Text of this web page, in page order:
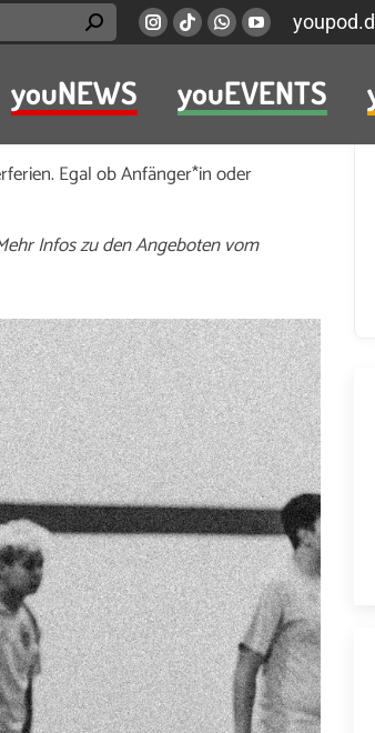
Instagram
opens
new
window
Viber
opens
in
new
window
Whatsapp
opens
in
new
window
YouTube
opens
in
new
youNEWS youEVENTS
in der Sporthalle der
ein.
Egal ob Anfänger*in oder
Infos zu den Angeboten vom